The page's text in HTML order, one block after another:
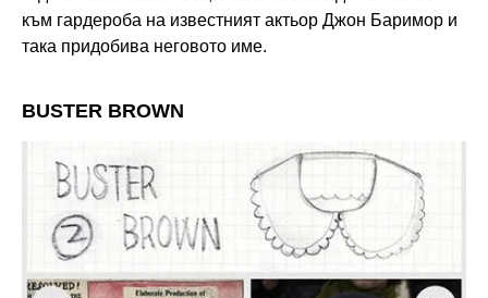
към гардероба на известният актьор Джон Баримор и
така придобива неговото име.
BUSTER BROWN